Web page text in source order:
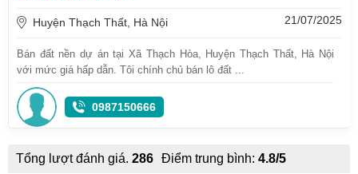
Huyện Thạch Thất, Hà Nội 21/07/2025
Bán đất nền dự án tại Xã Thạch Hòa, Huyện Thạch Thất, Hà Nội
với mức giá hấp dẫn. Tôi chính chủ bán lô đất ...
0987150666
Tổng lượt đánh giá. 286 Điểm trung bình: 4.8/5